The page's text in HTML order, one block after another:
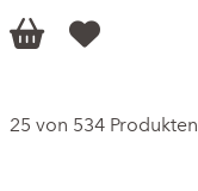
 
25 von 534 Produkten